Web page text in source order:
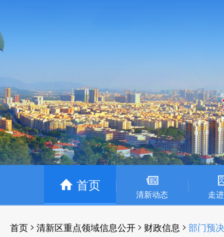
首页
清新动态 走
首页 > 清新区重点领域信息公开 > 财政信息 > 部门预